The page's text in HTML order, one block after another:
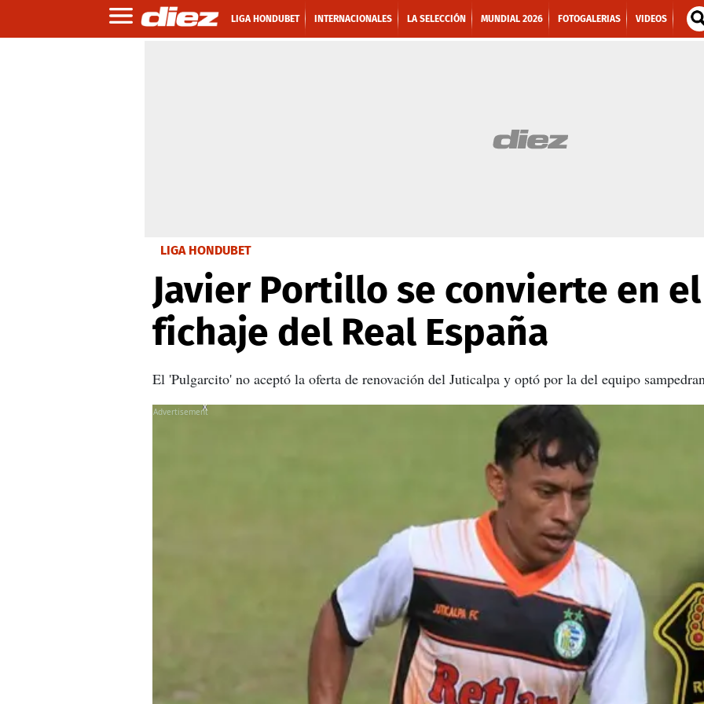
LIGA HONDUBET INTERNACIONALES LA SELECCIÓN MUNDIAL 2026 FOTOGALERIAS VIDEOS
LIGA HONDUBET
Javier Portillo se convierte en
fichaje del Real España
El 'Pulgarcito' no aceptó la oferta de renovación del Juticalpa y optó por la del equipo
X